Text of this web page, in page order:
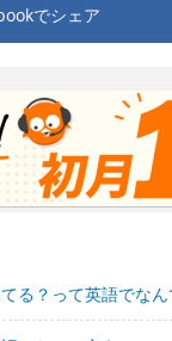
でシェア
る？って英語でなん